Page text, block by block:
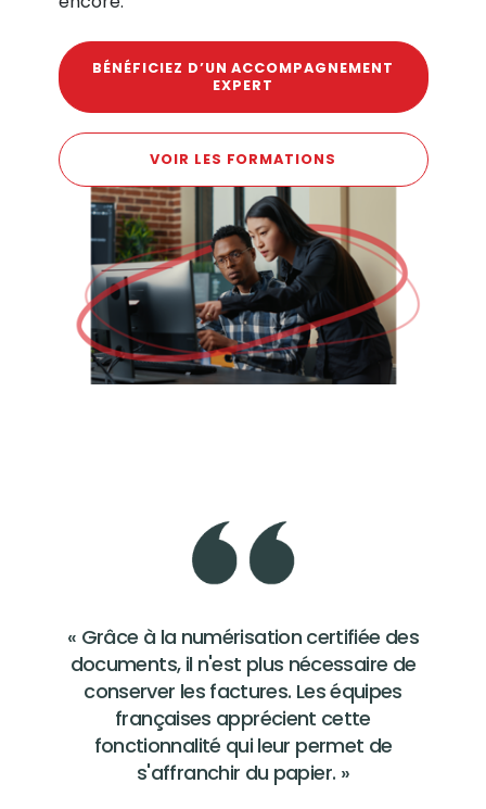
BÉNÉFICIEZ D’UN ACCOMPAGNEMENT
EXPERT
VOIR LES FORMATIONS
« Grâce à la numérisation certifiée des
documents, il n'est plus nécessaire de
conserver les factures. Les équipes
françaises apprécient cette
fonctionnalité qui leur permet de
s'affranchir du papier. »